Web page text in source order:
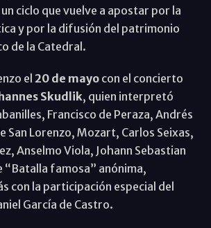
ciclo que vuelve a apostar por la
y por la difusión del patrimonio
de la Catedral.
el 20 de mayocon el concierto
Skudlik, quien interpretó
Francisco de Peraza, Andrés
San Lorenzo, Mozart, Carlos Seixas,
Anselmo Viola, Johann Sebastian
“Batalla famosa” anónima,
con la participación especial del
García de Castro.